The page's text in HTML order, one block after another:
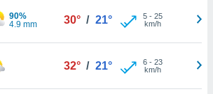
90%
4.9 mm
30° / 21° 5- 25
km/h
32° / 21° 6- 23
km/h